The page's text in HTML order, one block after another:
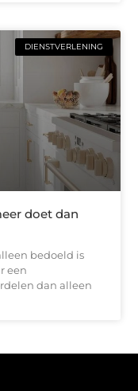
DIENSTVERLENING
doet dan
bedoeld is
een
dan alleen